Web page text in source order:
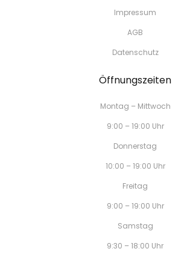
Impressum
AGB
Datenschutz
Öffnungszeiten
Montag – Mittwoch
9:00 – 19:00 Uhr
Donnerstag
10:00 – 19:00 Uhr
Freitag
9:00 – 19:00 Uhr
Samstag
9:30 – 18:00 Uhr